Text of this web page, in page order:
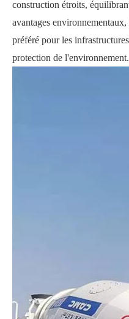
construction étroits,
avantages
préféré pour les
protection de l'environnement.